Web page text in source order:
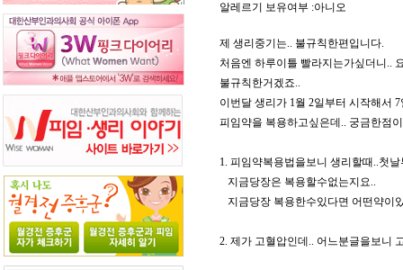
알레르기 보유여부 :아니오
제 생리중기는.. 불규칙한편입니다.
처음엔 하루이틀 빨라지는가싶더니..
불규칙한거겠죠..
이번달 생리가 1월 2일부터 시작해서
피임약을 복용하고싶은데.. 궁금한점
1. 피임약복용법을보니 생리할때..첫
지금당장은 복용할수없는지요..
지금당장 복용한수있다면 어떤약이
2. 제가 고혈압인데.. 어느분글을보니